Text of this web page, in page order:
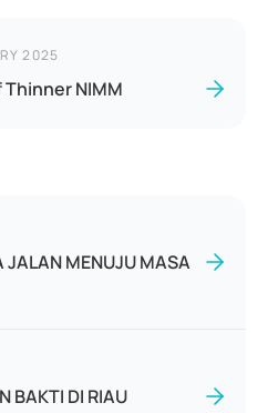
2025
NIMM
MENUJU MASA
BAKTI DI RIAU